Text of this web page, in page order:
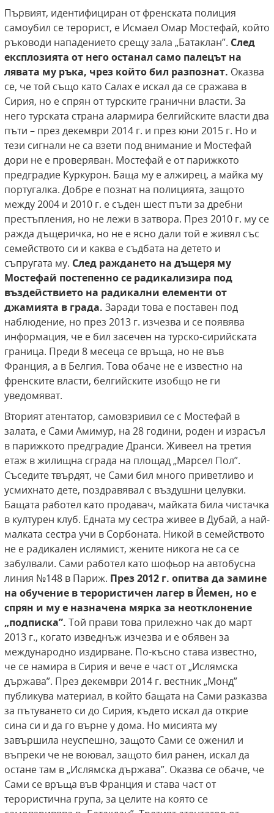
Първият, идентифициран от френската полиция
самоубил се терорист, е Исмаел Омар Мостефай, който
ръководи нападението срещу зала „Батаклан”. След
експлозията от него останал само палецът на
лявата му ръка, чрез който бил разпознат. Оказва
се, че той също като Салах е искал да се сражава в
Сирия, но е спрян от турските гранични власти. За
него турската страна алармира белгийските власти два
пъти – през декември 2014 г. и през юни 2015 г. Но и
тези сигнали не са взети под внимание и Мостефай
дори не е проверяван. Мостефай е от парижкото
предградие Куркурон. Баща му е алжирец, а майка му
португалка. Добре е познат на полицията, защото
между 2004 и 2010 г. е съден шест пъти за дребни
престъпления, но не лежи в затвора. През 2010 г. му се
ражда дъщеричка, но не е ясно дали той е живял със
семейството си и каква е съдбата на детето и
съпругата му. След раждането на дъщеря му
Мостефай постепенно се радикализира под
въздействието на радикални елементи от
джамията в града. Заради това е поставен под
наблюдение, но през 2013 г. изчезва и се появява
информация, че е бил засечен на турско-сирийската
граница. Преди 8 месеца се връща, но не във
Франция, а в Белгия. Това обаче не е известно на
френските власти, белгийските изобщо не ги
уведомяват.
Вторият атентатор, самовзривил се с Мостефай в
залата, е Сами Амимур, на 28 години, роден и израсъл
в парижкото предградие Дранси. Живеел на третия
етаж в жилищна сграда на площад „Марсел Пол”.
Съседите твърдят, че Сами бил много приветливо и
усмихнато дете, поздравявал с въздушни целувки.
Бащата работел като продавач, майката била чистачка
в културен клуб. Едната му сестра живее в Дубай, а най-
малката сестра учи в Сорбоната. Никой в семейството
не е радикален ислямист, жените никога не са се
забулвали. Сами работел като шофьор на автобусна
линия №148 в Париж. През 2012 г. опитва да замине
на обучение в терористичен лагер в Йемен, но е
спрян и му е назначена мярка за неотклонение
„подписка”. Той прави това прилежно чак до март
2013 г., когато изведнъж изчезва и е обявен за
международно издирване. По-късно става известно,
че се намира в Сирия и вече е част от „Ислямска
държава”. През декември 2014 г. вестник „Монд”
публикува материал, в който бащата на Сами разказва
за пътуването си до Сирия, където искал да открие
сина си и да го върне у дома. Но мисията му
завършила неуспешно, защото Сами се оженил и
въпреки че не воювал, защото бил ранен, искал да
остане там в „Ислямска държава”. Оказва се обаче, че
Сами се връща във Франция и става част от
терористична група, за целите на която се